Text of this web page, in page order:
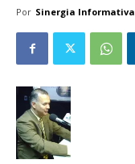
Por Sinergia Informativa